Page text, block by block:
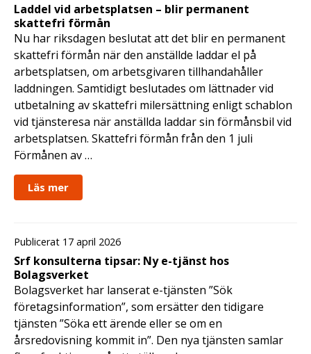
Laddel vid arbetsplatsen – blir permanent
skattefri förmån
Nu har riksdagen beslutat att det blir en permanent
skattefri förmån när den anställde laddar el på
arbetsplatsen, om arbetsgivaren tillhandahåller
laddningen. Samtidigt beslutades om lättnader vid
utbetalning av skattefri milersättning enligt schablon
vid tjänsteresa när anställda laddar sin förmånsbil vid
arbetsplatsen. Skattefri förmån från den 1 juli
Förmånen av …
Läs mer
Publicerat 17 april 2026
Srf konsulterna tipsar: Ny e-tjänst hos
Bolagsverket
Bolagsverket har lanserat e-tjänsten ”Sök
företagsinformation”, som ersätter den tidigare
tjänsten ”Söka ett ärende eller se om en
årsredovisning kommit in”. Den nya tjänsten samlar